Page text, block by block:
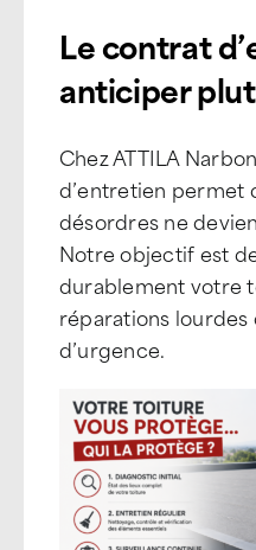
Le contrat
anticiper
Chez ATTILA
d’entretien permet
désordres ne
Notre objectif est
durablement votre
réparations lourdes
d’urgence.